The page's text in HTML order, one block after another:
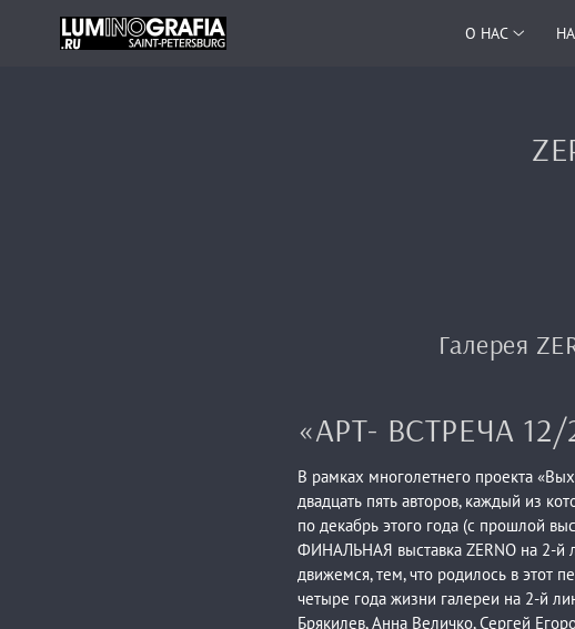
О НАС
Галерея
«АРТ- ВСТРЕЧА 12/
В рамках многолетнего проекта
двадцать пять авторов, каждый из
по декабрь этого года (с прошлой
ФИНАЛЬНАЯ выставка ZERNO на 2-й
движемся, тем, что родилось в этот
четыре года жизни галереи на 2-й
Брякилев, Анна Величко, Сергей